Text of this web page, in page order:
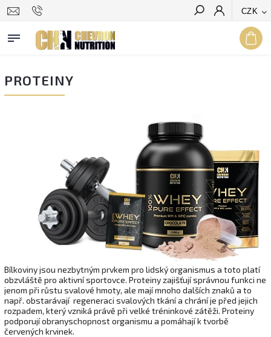
CZK
Hledat
PROTEINY
Bílkoviny jsou nezbytným prvkem pro lidský organismus a toto platí
obzvláště pro aktivní sportovce. Proteiny zajišťují správnou funkci ne
jenom při růstu svalové hmoty, ale mají mnoho dalších znaků a to
např. obstarávají regeneraci svalových tkání a chrání je před jejich
rozpadem, který vzniká právě při velké tréninkové zátěži. Proteiny
podporují obranyschopnost organismu a pomáhají k tvorbě
červených krvinek.